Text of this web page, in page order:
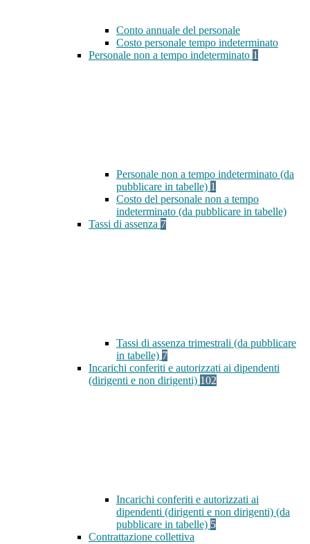
Conto annuale del personale
Costo personale tempo indeterminato
Personale non a tempo indeterminato 1
Personale non a tempo indeterminato (da
pubblicare in tabelle) 1
Costo del personale non a tempo
indeterminato (da pubblicare in tabelle)
Tassi di assenza 7
Tassi di assenza trimestrali (da pubblicare
in tabelle) 7
Incarichi conferiti e autorizzati ai dipendenti
(dirigenti e non dirigenti) 102
Incarichi conferiti e autorizzati ai
dipendenti (dirigenti e non dirigenti) (da
pubblicare in tabelle) 5
Contrattazione collettiva